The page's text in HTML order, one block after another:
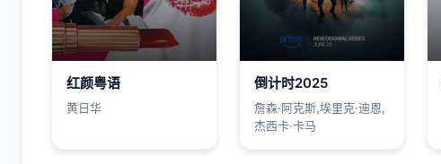
红颜粤语
黄日华
倒计时2025
詹森·阿克斯,埃里克·迪恩,
杰西卡·卡马